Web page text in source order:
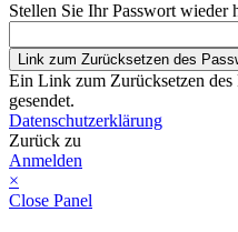
Stellen Sie Ihr Passwort wieder
Link zum Zurücksetzen des
Ein Link zum Zurücksetzen
gesendet.
Datenschutzerklärung
Zurück zu
Anmelden
×
Close Panel